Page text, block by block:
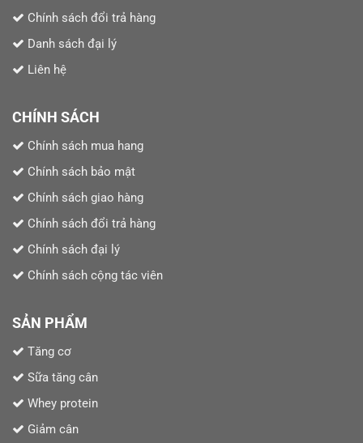
Chính sách đổi trả hàng
Danh sách đại lý
Liên hệ
CHÍNH SÁCH
Chính sách mua hang
Chính sách bảo mật
Chính sách giao hàng
Chính sách đổi trả hàng
Chính sách đại lý
Chính sách cộng tác viên
SẢN PHẨM
Tăng cơ
Sữa tăng cân
Whey protein
Giảm cân